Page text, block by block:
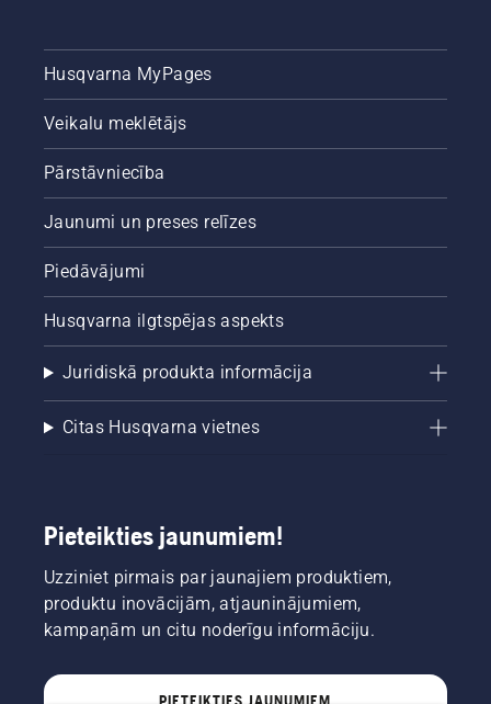
Husqvarna MyPages
Veikalu meklētājs
Pārstāvniecība
Jaunumi un preses relīzes
Piedāvājumi
Husqvarna ilgtspējas aspekts
Juridiskā produkta informācija
Citas Husqvarna vietnes
Pieteikties jaunumiem!
Uzziniet pirmais par jaunajiem produktiem,
produktu inovācijām, atjauninājumiem,
kampaņām un citu noderīgu informāciju.